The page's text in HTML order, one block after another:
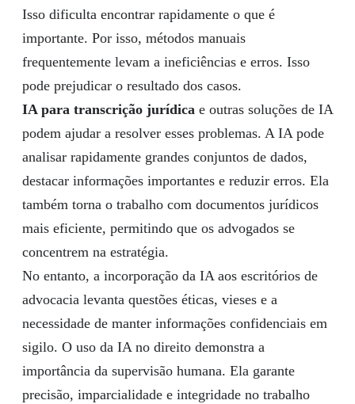
Isso dificulta encontrar rapidamente o que é
importante. Por isso, métodos manuais
frequentemente levam a ineficiências e erros. Isso
pode prejudicar o resultado dos casos.
IA para transcrição jurídica e outras soluções de IA
podem ajudar a resolver esses problemas. A IA pode
analisar rapidamente grandes conjuntos de dados,
destacar informações importantes e reduzir erros. Ela
também torna o trabalho com documentos jurídicos
mais eficiente, permitindo que os advogados se
concentrem na estratégia.
No entanto, a incorporação da IA aos escritórios de
advocacia levanta questões éticas, vieses e a
necessidade de manter informações confidenciais em
sigilo. O uso da IA no direito demonstra a
importância da supervisão humana. Ela garante
precisão, imparcialidade e integridade no trabalho